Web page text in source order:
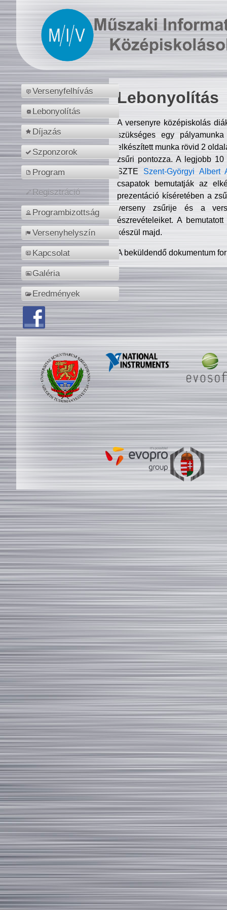
Versenyfelhívás
Lebonyolítás
Díjazás
Szponzorok
Program
Regisztráció
Programbizottság
Versenyhelyszín
Kapcsolat
Galéria
Eredmények
Lebonyolítás
A versenyre középiskolás
szükséges egy
elkészített munka rövid 2
zsűri pontozza. A legjobb
SZTE Szent-Györgyi Albert
csapatok bemutatják az
prezentáció kíséretében a
verseny zsűrije és a
észrevételeiket. A
készül majd.
A beküldendő dokumentum